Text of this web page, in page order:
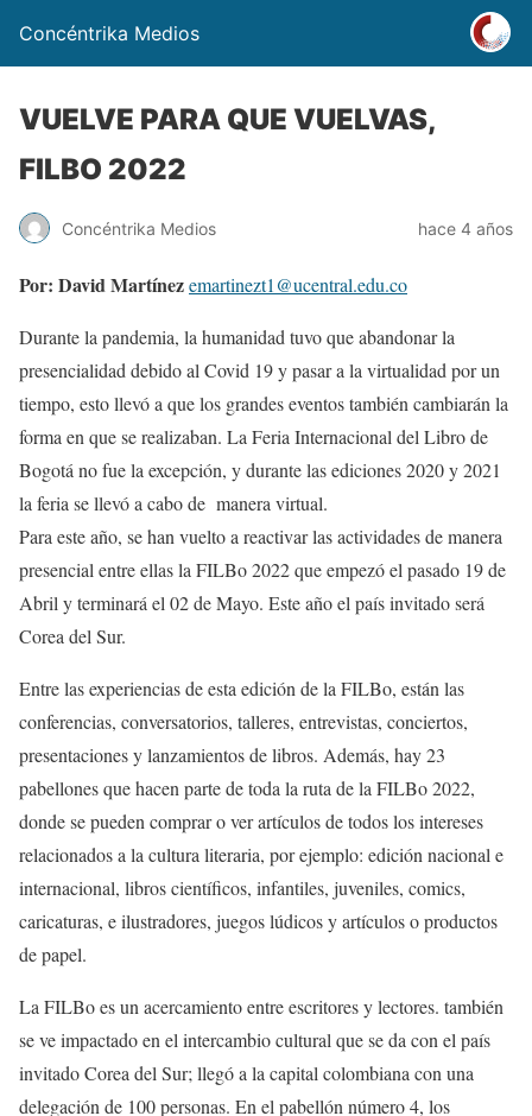
Concéntrika Medios
VUELVE PARA QUE VUELVAS,
FILBO 2022
Concéntrika Medios hace 4 años
Por: David Martínezemartinezt1@ucentral.edu.co
Durante la pandemia, la humanidad tuvo que abandonar la
presencialidad debido al Covid 19 y pasar a la virtualidad por un
tiempo, esto llevó a que los grandes eventos también cambiarán la
forma en que se realizaban. La Feria Internacional del Libro de
Bogotá no fue la excepción, y durante las ediciones 2020 y 2021
la feria se llevó a cabo de manera virtual.
Para este año, se han vuelto a reactivar las actividades de manera
presencial entre ellas la FILBo 2022 que empezó el pasado 19 de
Abril y terminará el 02 de Mayo. Este año el país invitado será
Corea del Sur.
Entre las experiencias de esta edición de la FILBo, están las
conferencias, conversatorios, talleres, entrevistas, conciertos,
presentaciones y lanzamientos de libros. Además, hay 23
pabellones que hacen parte de toda la ruta de la FILBo 2022,
donde se pueden comprar o ver artículos de todos los intereses
relacionados a la cultura literaria, por ejemplo: edición nacional e
internacional, libros científicos, infantiles, juveniles, comics,
caricaturas, e ilustradores, juegos lúdicos y artículos o productos
de papel.
La FILBo es un acercamiento entre escritores y lectores. también
se ve impactado en el intercambio cultural que se da con el país
invitado Corea del Sur; llegó a la capital colombiana con una
delegación de 100 personas. En el pabellón número 4, los